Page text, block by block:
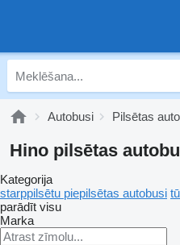
Autobusi Pilsētas
Hino pilsētas
Kategorija
starppilsētu piepilsētas autobusi
parādīt visu
Marka